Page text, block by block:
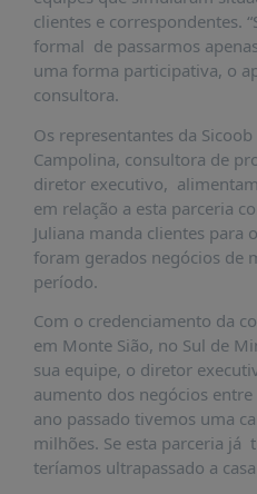
DADOS
FRENTE
SOBRE
A
FRENTE
MATERIAIS
INFORMAÇÕES
CURSOS
E
EVENTOS
INSCRIÇÕES
MATERIAIS
DISPONÍVEIS
clientes e correspondentes.
formal de passarmos
uma forma participativa, o
consultora.
Os representantes da
Campolina, consultora de
diretor executivo,
em relação a esta parceria
Juliana manda clientes para
foram gerados negócios de
período.
Com o credenciamento da
em Monte Sião, no Sul de
sua equipe, o diretor
aumento dos negócios entre
ano passado tivemos uma
milhões. Se esta parceria já
teríamos ultrapassado a